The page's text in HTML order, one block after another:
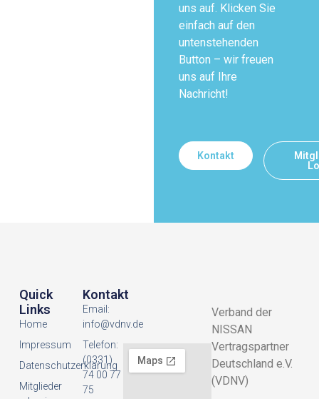
uns auf. Klicken Sie
einfach auf den
untenstehenden
Button – wir freuen
uns auf Ihre
Nachricht!
Kontakt
Verband der
NISSAN
Vertragspartner
Deutschland e.V.
(VDNV)
Quick
Links
Home
Impressum
Datenschutzerklarung
Mitglieder
Kontakt
Email:
info@vdnv.de
Telefon:
(0331)
74 00 77
75